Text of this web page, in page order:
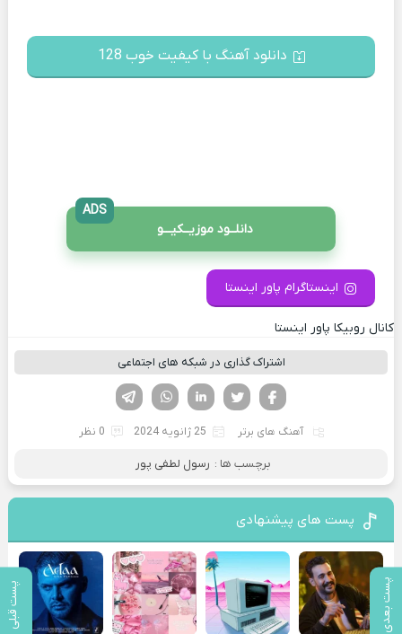
پست بعدی پست قبلی
دانلود آهنگ با کیفیت خوب 128
دانلــود موزیــکیـــو
ADS
اینستاگرام پاور اینستا
کانال روبیکا پاور اینستا
اشتراک گذاری در شبکه های اجتماعی
لینکدین تویتر
فیسوک
آهنگ های برتر 25 ژانویه 2024 0 نظر
برچسب ها : رسول لطفی پور
پست های پیشنهادی